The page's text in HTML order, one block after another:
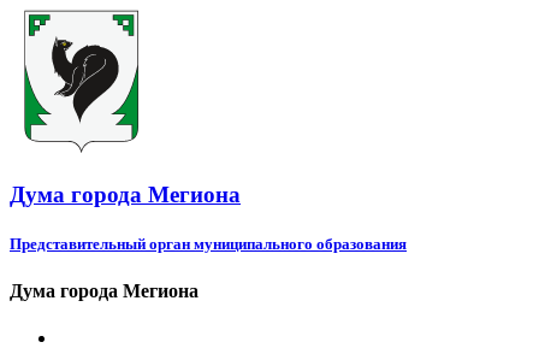
Дума города Мегиона
Представительный орган муниципального образования
Дума города Мегиона